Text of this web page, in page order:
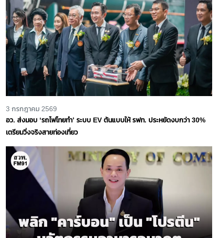
3 กรกฎาคม 2569
อว. ส่งมอบ ‘รถไฟไทยทำ’ ระบบ EV ต้นแบบให้ รฟท. ประหยัดงบกว่า 30%
เตรียมวิ่งจริงสายท่องเที่ยว